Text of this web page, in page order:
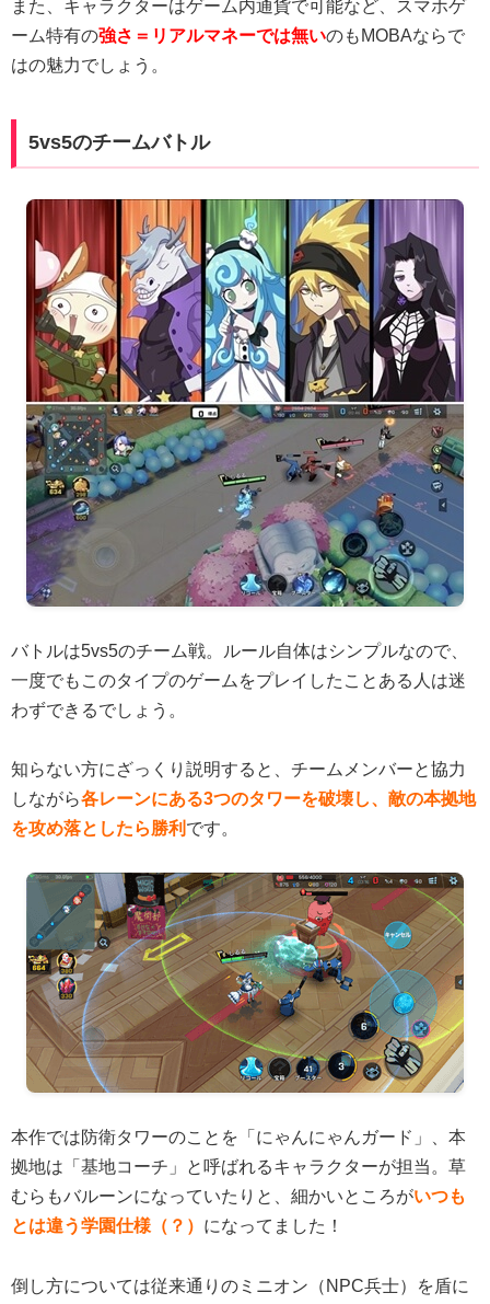
また、キャラクターはゲーム内通貨で可能など、スマホゲ
ーム特有の強さ＝リアルマネーでは無いのもMOBAならで
はの魅力でしょう。
5vs5のチームバトル
バトルは5vs5のチーム戦。ルール自体はシンプルなので、
一度でもこのタイプのゲームをプレイしたことある人は迷
わずできるでしょう。
知らない方にざっくり説明すると、チームメンバーと協力
しながら各レーンにある3つのタワーを破壊し、敵の本拠地
を攻め落としたら勝利 です。
本作では防衛タワーのことを「にゃんにゃんガード」、本
拠地は「基地コーチ」と呼ばれるキャラクターが担当。草
むらもバルーンになっていたりと、細かいところがいつも
とは違う学園仕様（？） になってました！
倒し方については従来通りのミニオン（NPC兵士）を盾に